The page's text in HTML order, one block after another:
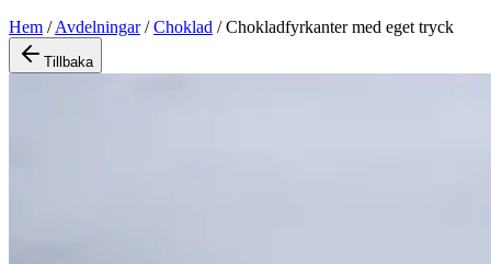
Hem /Avdelningar/Choklad /Chokladfyrkanter med eget tryck
Tillbaka